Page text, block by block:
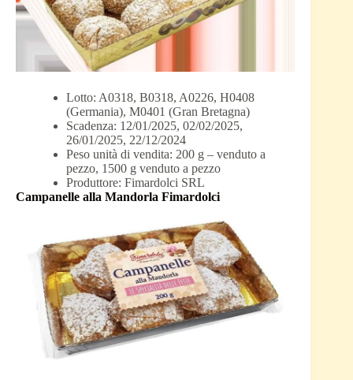
Lotto: A0318, B0318, A0226, H0408
(Germania), M0401 (Gran Bretagna)
Scadenza: 12/01/2025, 02/02/2025,
26/01/2025, 22/12/2024
Peso unità di vendita: 200 g – venduto a
pezzo, 1500 g venduto a pezzo
Produttore: Fimardolci SRL
Campanelle alla Mandorla Fimardolci